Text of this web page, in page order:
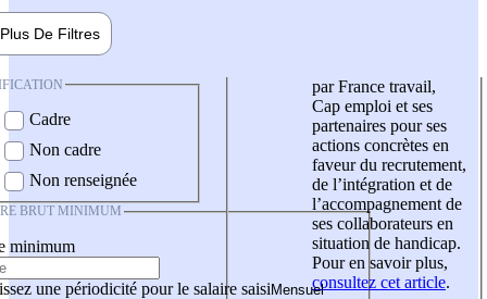
Plus De Filtres
Cadre
Non cadre
Non renseignée
BRUT MINIMUM
minimum
une périodicité pour le salaire saisi
par France travail,
Cap emploi et ses
partenaires pour ses
actions concrètes en
faveur du recrutement,
de l’intégration et de
l’accompagnement de
ses collaborateurs en
situation de handicap.
Pour en savoir plus,
consultez cet article.